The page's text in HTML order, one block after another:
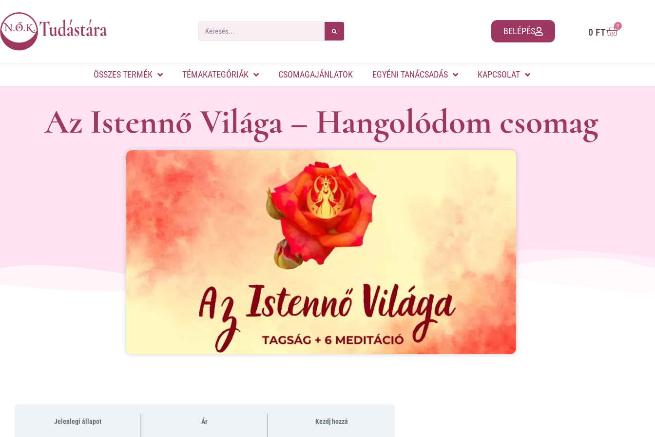
BELÉPÉS 0 FT
0
ÖSSZES TERMÉK TÉMAKATEGÓRIÁK CSOMAGAJÁNLATOK EGYÉNI TANÁCSADÁS KAPCSOLAT
Az Istennő Világa – Hangolódom csomag
Jelenlegi állapot Ár Kezdj hozzá